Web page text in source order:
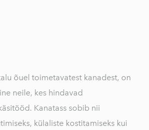
õuel toimetavatest kanadest, on
neile, kes hindavad
Kanatass sobib nii
külaliste kostitamiseks kui